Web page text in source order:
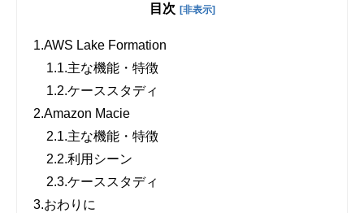
目次 [非表示]
1.AWS Lake Formation
1.1.主な機能・特徴
1.2.ケーススタディ
2.Amazon Macie
2.1.主な機能・特徴
2.2.利用シーン
2.3.ケーススタディ
3.​​​​​​​おわりに